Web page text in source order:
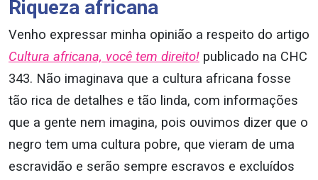
Riqueza africana
Venho expressar minha opinião a respeito do artigo
Cultura africana, você tem direito! publicado na CHC
343. Não imaginava que a cultura africana fosse
tão rica de detalhes e tão linda, com informações
que a gente nem imagina, pois ouvimos dizer que o
negro tem uma cultura pobre, que vieram de uma
escravidão e serão sempre escravos e excluídos